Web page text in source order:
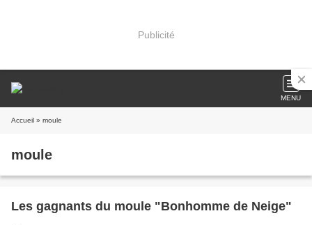
Publicité
MENU
Accueil » moule
moule
Les gagnants du moule "Bonhomme de Neige"